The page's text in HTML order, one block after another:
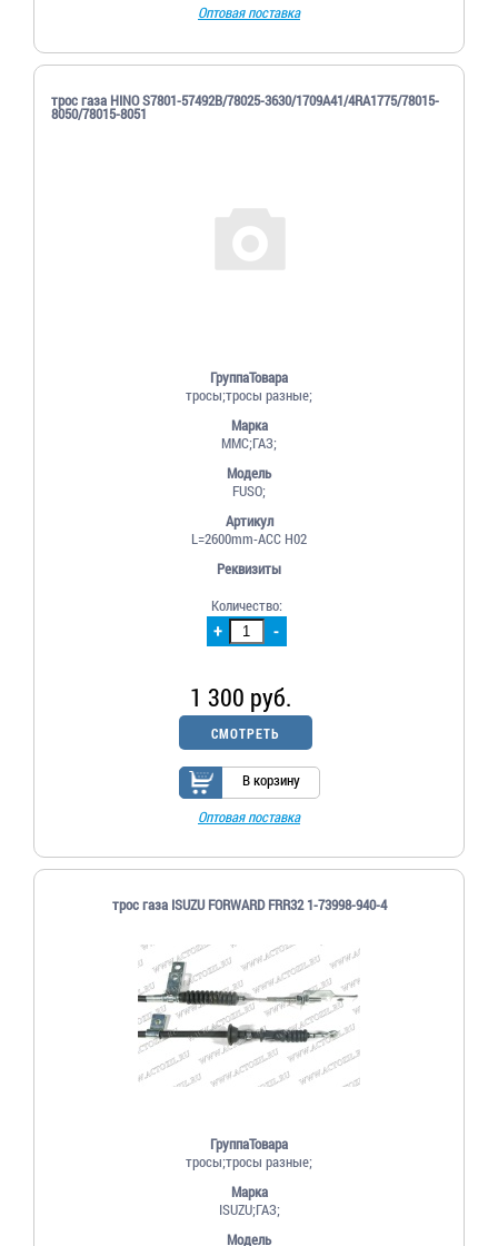
Оптовая поставка
трос газа HINO S7801-57492B/78025-3630/1709A41/4RA1775/78015-
8050/78015-8051
ГруппаТовара
тросы;тросы разные;
Марка
MMC;ГАЗ;
Модель
FUSO;
Артикул
L=2600mm-ACC H02
Реквизиты
+ -
Количество:
1 300 руб.
СМОТРЕТЬ
В корзину
Оптовая поставка
трос газа ISUZU FORWARD FRR32 1-73998-940-4
ГруппаТовара
тросы;тросы разные;
Марка
ISUZU;ГАЗ;
Модель